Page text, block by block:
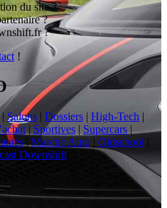
du site ?
?
?
!
|Salons | Dossiers | High-Tech |
| Sportives | Supercars |
| Marché Auto | Oldschool |
Downshift